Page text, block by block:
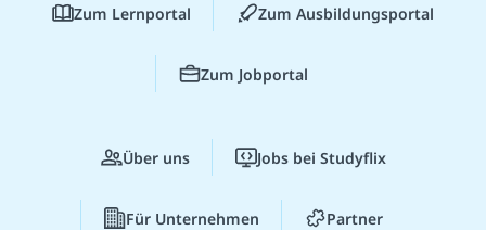
Zum Lernportal Zum Ausbildungsportal
Zum Jobportal
Über uns Jobs bei Studyflix
Für Unternehmen Partner